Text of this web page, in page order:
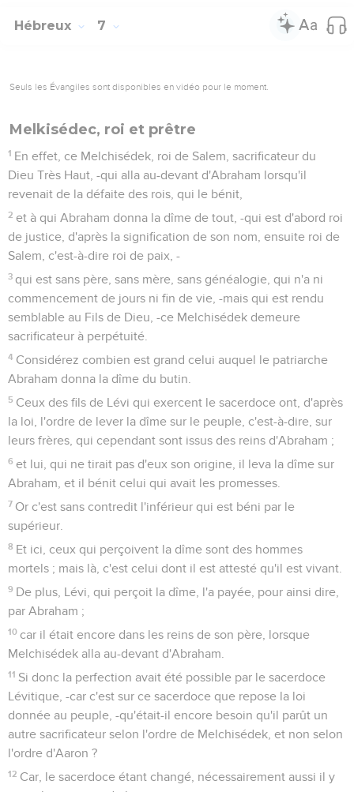
Hébreux 7
Seuls les Évangiles sont disponibles en vidéo pour le moment.
Melkisédec, roi et prêtre
1 En effet, ce Melchisédek, roi de Salem, sacrificateur du
Dieu Très Haut, -qui alla au-devant d'Abraham lorsqu'il
revenait de la défaite des rois, qui le bénit,
2 et à qui Abraham donna la dîme de tout, -qui est d'abord roi
de justice, d'après la signification de son nom, ensuite roi de
Salem, c'est-à-dire roi de paix, -
3 qui est sans père, sans mère, sans généalogie, qui n'a ni
commencement de jours ni fin de vie, -mais qui est rendu
semblable au Fils de Dieu, -ce Melchisédek demeure
sacrificateur à perpétuité.
4 Considérez combien est grand celui auquel le patriarche
Abraham donna la dîme du butin.
5 Ceux des fils de Lévi qui exercent le sacerdoce ont, d'après
la loi, l'ordre de lever la dîme sur le peuple, c'est-à-dire, sur
leurs frères, qui cependant sont issus des reins d'Abraham ;
6 et lui, qui ne tirait pas d'eux son origine, il leva la dîme sur
Abraham, et il bénit celui qui avait les promesses.
7 Or c'est sans contredit l'inférieur qui est béni par le
supérieur.
8 Et ici, ceux qui perçoivent la dîme sont des hommes
mortels ; mais là, c'est celui dont il est attesté qu'il est vivant.
9 De plus, Lévi, qui perçoit la dîme, l'a payée, pour ainsi dire,
par Abraham ;
10 car il était encore dans les reins de son père, lorsque
Melchisédek alla au-devant d'Abraham.
11 Si donc la perfection avait été possible par le sacerdoce
Lévitique, -car c'est sur ce sacerdoce que repose la loi
donnée au peuple, -qu'était-il encore besoin qu'il parût un
autre sacrificateur selon l'ordre de Melchisédek, et non selon
l'ordre d'Aaron ?
12 Car, le sacerdoce étant changé, nécessairement aussi il y